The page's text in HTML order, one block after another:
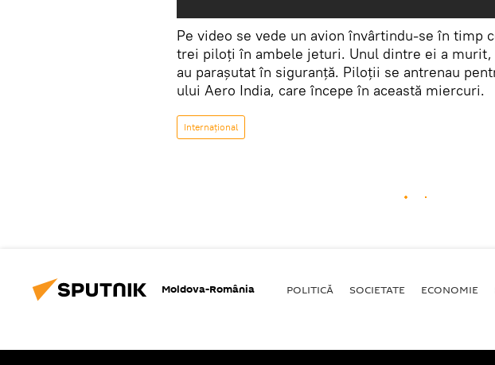
Pe video se vede un avion învârtindu-se în timp
trei piloți în ambele jeturi. Unul dintre ei a
au parașutat în siguranță. Piloții se antrenau
ului Aero India, care începe în această miercuri.
Internaţional
Moldova-România POLITICĂ SOCIETATE ECONOMIE